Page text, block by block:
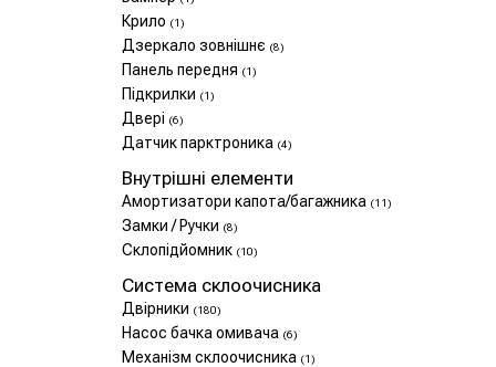
Крило (1)
Дзеркало зовнішнє (8)
Панель передня (1)
Підкрилки (1)
Двері (6)
Датчик парктроника (4)
Внутрішні елементи
Амортизатори капота/багажника (11)
Замки / Ручки (8)
Склопідйомник (10)
Система склоочисника
Двірники (180)
Насос бачка омивача (6)
Механізм склоочисника (1)